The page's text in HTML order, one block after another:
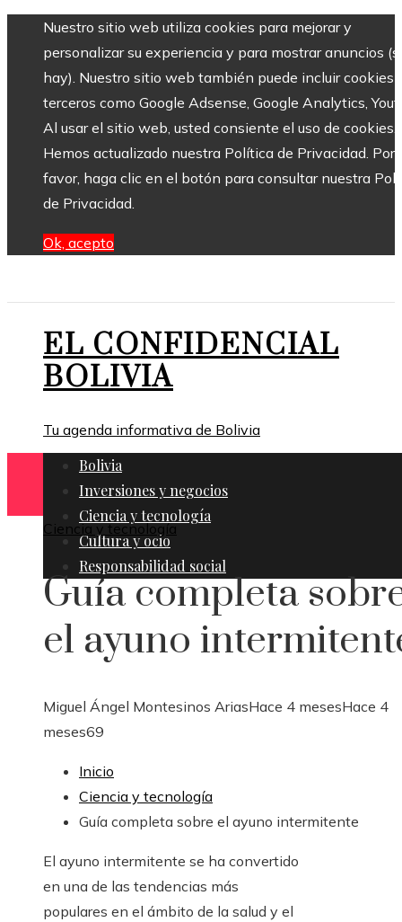
Nuestro sitio web utiliza cookies para mejorar y
personalizar su experiencia y para mostrar anuncios
hay). Nuestro sitio web también puede incluir cookies
terceros como Google Adsense, Google Analytics,
Al usar el sitio web, usted consiente el uso de cookies.
Hemos actualizado nuestra Política de Privacidad. Por
favor, haga clic en el botón para consultar nuestra
de Privacidad.
Ok, acepto
EL CONFIDENCIAL
BOLIVIA
Tu agenda informativa de Bolivia
Bolivia
Inversiones y negocios
Ciencia y tecnología
Cultura y ocio
Responsabilidad social
Ciencia y tecnología
Guía completa
el ayuno
Miguel Ángel Montesinos AriasHace 4 mesesHace 4
meses69
Inicio
Ciencia y tecnología
Guía completa sobre el ayuno intermitente
El ayuno intermitente se ha convertido
en una de las tendencias más
populares en el ámbito de la salud y el